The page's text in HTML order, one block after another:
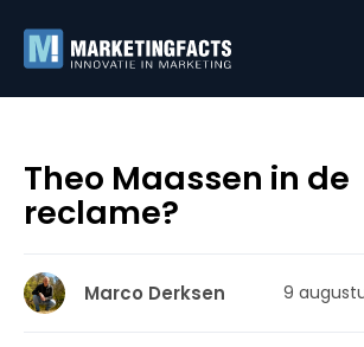
Theo Maassen in de
reclame?
Marco Derksen 9